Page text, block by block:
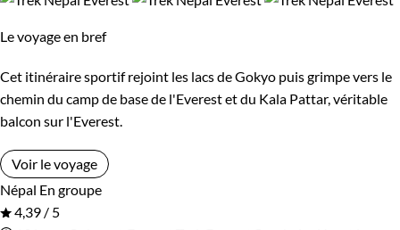
du Tibet fait qu’au Népal plus qu’ailleurs, ces deux religions
se mélangent dans une parfaite harmonie. La plupart des
circuits accompagnés au Népal permettent de visiter
superbe vallée de Katmandou
mondial de l’UNESCO, parfait exemple de la beauté
architecturale de ces deux religions avec les sites de
Bodnath, Pashupatinath, Swayambunath, Bhaktapur, Patan
etc.
Environnement
Forêts, collines, rivières et lacs
Montagne
Le voyage en bref
Cet itinéraire sportif rejoint les lacs de Gokyo puis grimpe vers le
chemin du camp de base de l'Everest et du Kala Pattar, véritable
balcon sur l'Everest.
Voir le voyage
Népal En groupe
4,39 / 5